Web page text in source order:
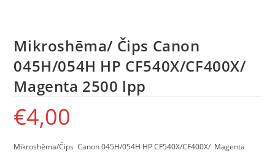
Mikroshēma/ Čips Canon
045H/054H HP CF540X/CF400X/
Magenta 2500 lpp
€4,00
Mikroshēma/Čips Canon 045H/054H HP CF540X/CF400X/ Magenta